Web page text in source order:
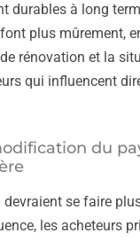
durables à long
plus mûrement,
rénovation et la
qui influencent
du
devraient se faire
les acheteurs